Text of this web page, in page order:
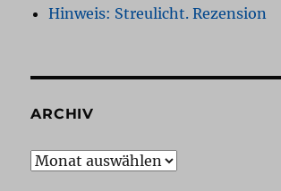
Hinweis: Streulicht. Rezension
ARCHIV
Archiv